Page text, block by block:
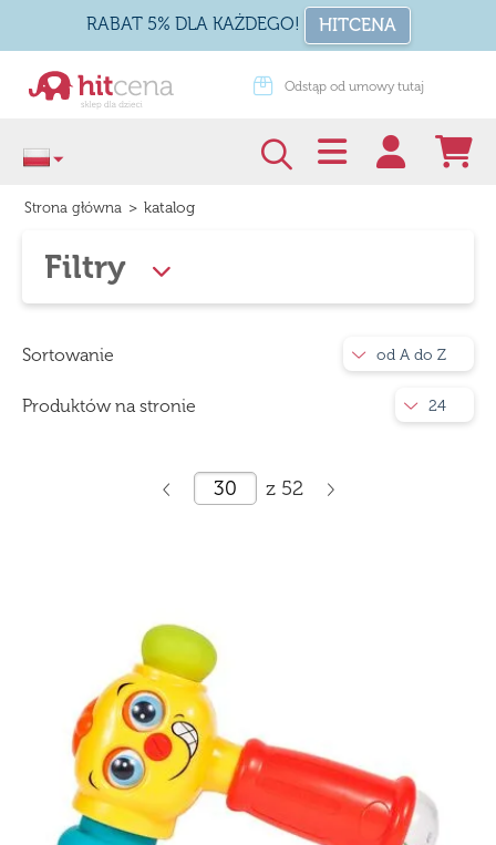
RABAT 5% DLA KAŻDEGO! HITCENA
od umowy tutaj Zapakuj na prezent
Strona główna > katalog
Filtry
z 52
Sortowanie od A do Z
Produktów na stronie 24